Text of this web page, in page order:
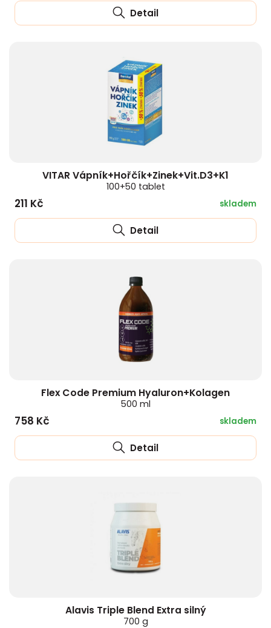
Detail
VITAR Vápník+Hořčík+Zinek+Vit.D3+K1
100+50 tablet
211 Kč skladem
Detail
Flex Code Premium Hyaluron+Kolagen
500 ml
758 Kč skladem
Detail
Alavis Triple Blend Extra silný
700 g